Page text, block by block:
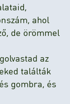
ahol
de örömmel
az
találták
gombra, és